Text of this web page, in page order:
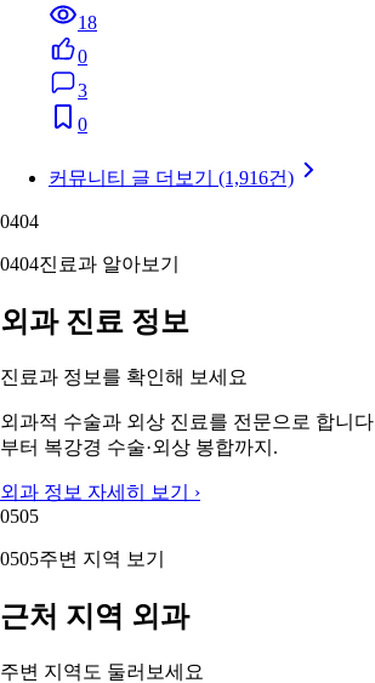
18
0
3
0
커뮤니티 글 더보기 (1,916건)
0404
0404진료과 알아보기
외과 진료 정보
진료과 정보를 확인해 보세요
외과적 수술과 외상 진료를 전문으로 합니다
부터 복강경 수술·외상 봉합까지.
외과 정보 자세히 보기 ›
0505
0505주변 지역 보기
근처 지역 외과
주변 지역도 둘러보세요